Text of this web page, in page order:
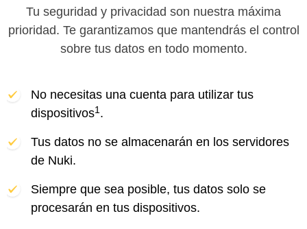
Tu seguridad y privacidad son nuestra máxima
prioridad. Te garantizamos que mantendrás el control
sobre tus datos en todo momento.
No necesitas una cuenta para utilizar tus
dispositivos1 .
Tus datos no se almacenarán en los servidores
de Nuki.
Siempre que sea posible, tus datos solo se
procesarán en tus dispositivos.